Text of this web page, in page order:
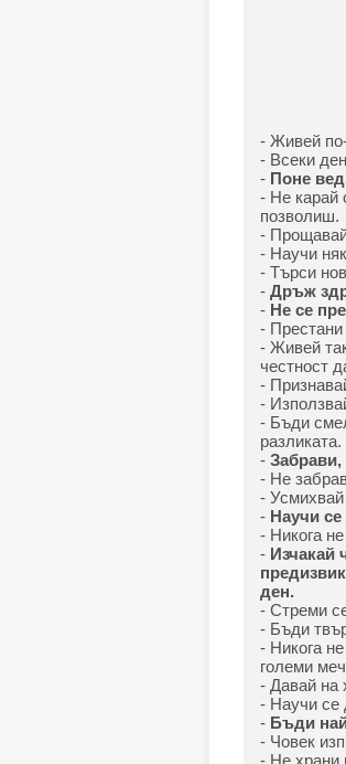
- Живей
- Всеки
- Поне
- Не карай
позволиш.
-
- Научи
- Търси
- Дръж
- Не се
- Престани
- Живей
честност
-
-
- Бъди
разликата.
- Забрави,
- Не
-
- Научи
- Никога
- Изчакай
ден.
- Стреми
- Бъди
- Никога
големи
- Давай на
- Научи се
- Бъди
- Човек
- Не храни